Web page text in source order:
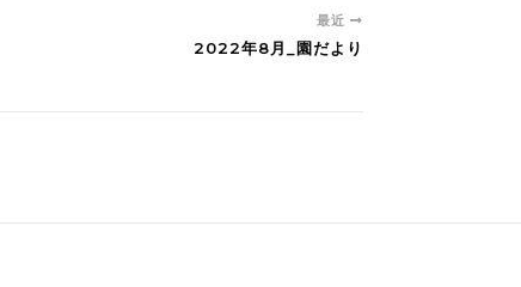
最近
2022年8月_園だより